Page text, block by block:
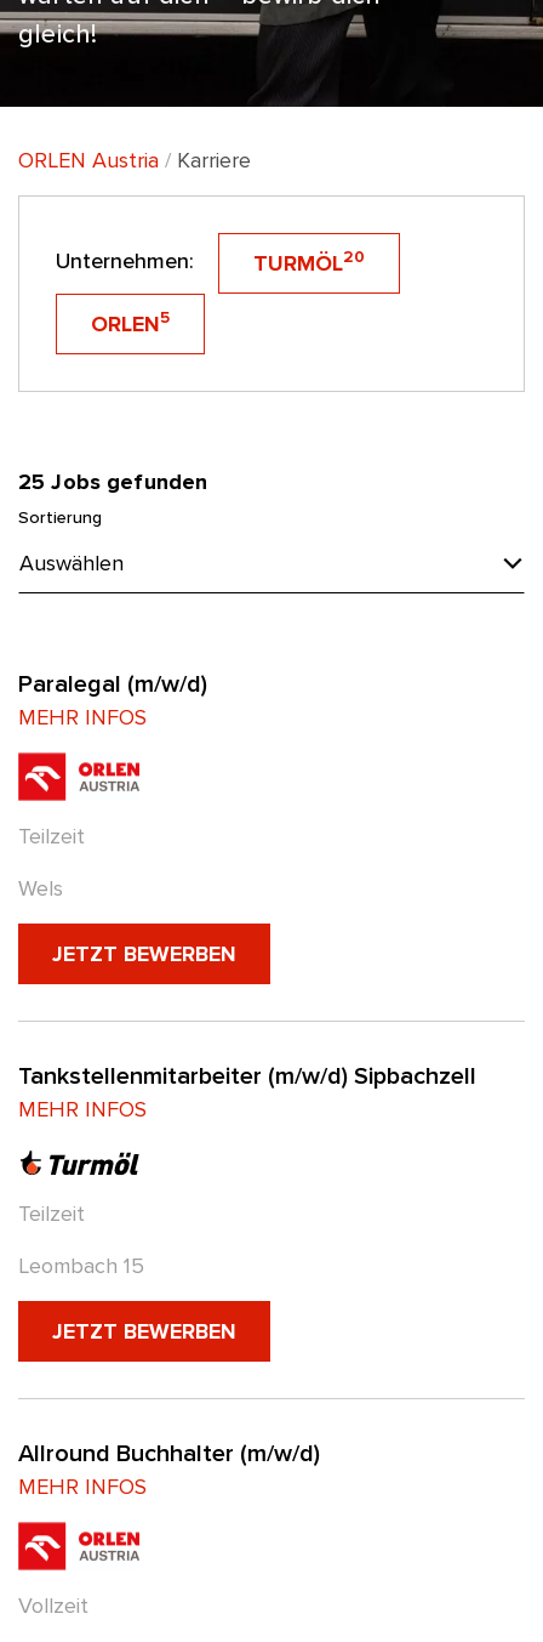
gleich!
ORLEN Austria Karriere
Unternehmen: TURMÖL20
ORLEN5
25 Jobs gefunden
Sortierung
Paralegal (m/w/d)
MEHR INFOS
Teilzeit
Wels
JETZT BEWERBEN
Tankstellenmitarbeiter (m/w/d) Sipbachzell
MEHR INFOS
Teilzeit
Leombach 15
JETZT BEWERBEN
Allround Buchhalter (m/w/d)
MEHR INFOS
Vollzeit